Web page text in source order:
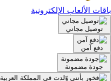
باقات الألعاب الإلكترونية
توصيل مجاني
دفع آمن
جودة مضمونة